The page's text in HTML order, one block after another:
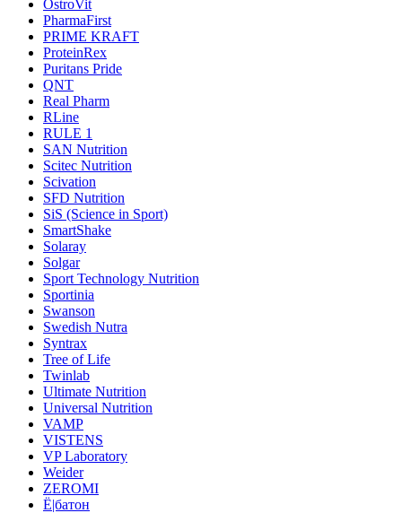
OstroVit
PharmaFirst
PRIME KRAFT
ProteinRex
Puritans Pride
QNT
Real Pharm
RLine
RULE 1
SAN Nutrition
Scitec Nutrition
Scivation
SFD Nutrition
SiS (Science in Sport)
SmartShake
Solaray
Solgar
Sport Technology Nutrition
Sportinia
Swanson
Swedish Nutra
Syntrax
Tree of Life
Twinlab
Ultimate Nutrition
Universal Nutrition
VAMP
VISTENS
VP Laboratory
Weider
ZEROMI
Ё|батон